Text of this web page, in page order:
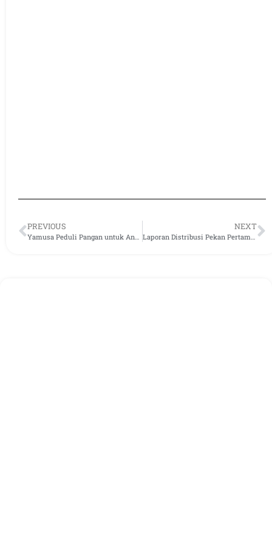
PREVIOUS
Yamusa Peduli Pangan untuk Anak-anak Yatim dan Manula Dhuafa Kab. Bogor
NEXT
Laporan Distribusi Pekan Pertama Bulan November 2022